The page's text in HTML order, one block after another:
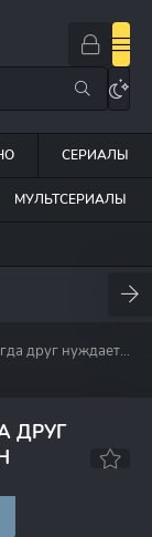
СЕРИАЛЫ
МУЛЬТСЕРИАЛЫ
в помощи (2002)
ДРУГ